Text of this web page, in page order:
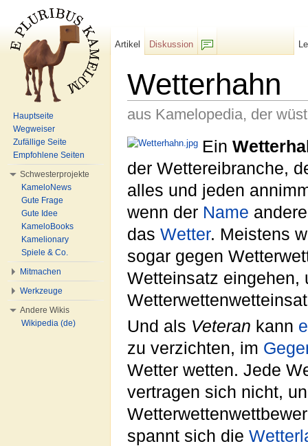
Wetterhahn
aus Kamelopedia, der
Ein
der Wettereibranche,
alles und jeden
wenn der Name
das Wetter. Meistens
sogar gegen
Wetteinsatz eingehen,
Und als Veteran kann
zu verzichten, im
Wetter wetten. Jede
vertragen sich nicht,
spannt sich die
Artikel
Diskussion
Hauptseite
Wegweiser
Zufällige Seite
Empfohlene Seiten
Schwesterprojekte
KameloNews
Gute Frage
Gute Idee
KameloBooks
Kamelionary
Spiele & Co.
Mitmachen
Werkzeuge
Andere Wikis
Wikipedia (de)